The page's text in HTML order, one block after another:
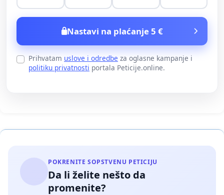
Nastavi na plaćanje 5 €
Prihvatam uslove i odredbe za oglasne kampanje i
politiku privatnosti portala Peticije.online.
POKRENITE SOPSTVENU PETICIJU
Da li želite nešto da
promenite?